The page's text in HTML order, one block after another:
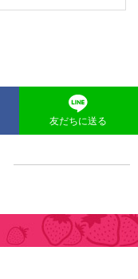
友だちに送る